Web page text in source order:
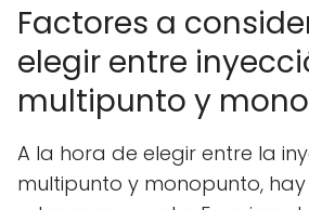
Factores a
elegir entre
multipunto y
A la hora de elegir entre la
multipunto y monopunto,